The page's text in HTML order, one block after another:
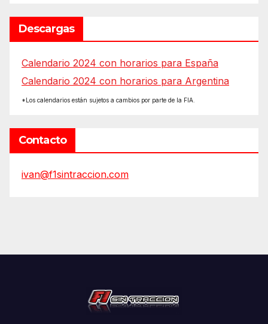
Descargas
Calendario 2024 con horarios para España
Calendario 2024 con horarios para Argentina
*Los calendarios están sujetos a cambios por parte de la FIA.
Contacto
ivan@f1sintraccion.com